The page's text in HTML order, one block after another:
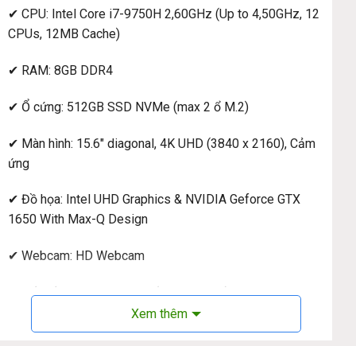
✔ CPU: Intel Core i7-9750H 2,60GHz (Up to 4,50GHz, 12
CPUs, 12MB Cache)
✔ RAM: 8GB DDR4
✔ Ổ cứng: 512GB SSD NVMe (max 2 ổ M.2)
✔ Màn hình: 15.6″ diagonal, 4K UHD (3840 x 2160), Cảm
ứng
✔ Đồ họa: Intel UHD Graphics & NVIDIA Geforce GTX
1650 With Max-Q Design
✔ Webcam: HD Webcam
✔ Kết nối: 1 Thunderbolt 3 (DisplayPort), 1 USB 3.1 Type-
A Gen 2, 1 HDMI 2.0, 1 headphone/microphone combo
Xem thêm